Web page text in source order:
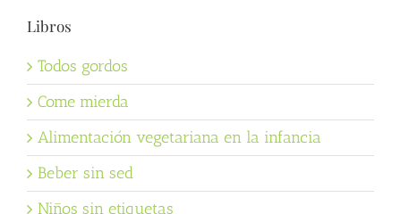
Libros
Todos gordos
Come mierda
Alimentación vegetariana en la infancia
Beber sin sed
Niños sin etiquetas